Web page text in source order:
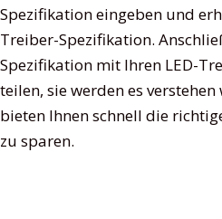
Spezifikation eingeben und
Treiber-Spezifikation.
Spezifikation mit Ihren LED-
teilen, sie werden es
bieten Ihnen schnell die
zu sparen.